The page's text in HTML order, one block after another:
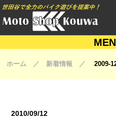
ホーム ／ 新着情報 ／2009-
2010/09/12